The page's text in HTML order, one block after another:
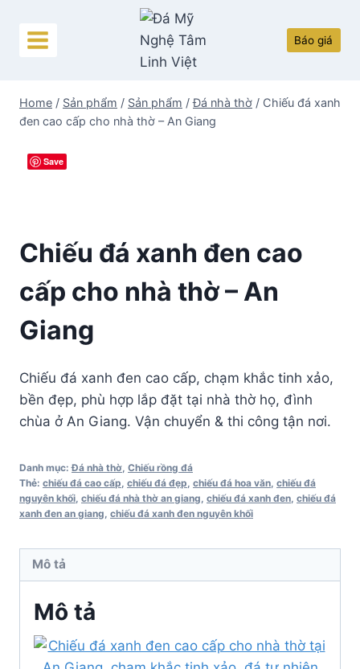
content
Báo giá
Home / Sản phẩm / Sản phẩm / Đá nhà thờ / Chiếu đá xanh
đen cao cấp cho nhà thờ – An Giang
Save
Chiếu đá xanh đen cao
cấp cho nhà thờ – An
Giang
Chiếu đá xanh đen cao cấp, chạm khắc tinh xảo,
bền đẹp, phù hợp lắp đặt tại nhà thờ họ, đình
chùa ở An Giang. Vận chuyển & thi công tận nơi.
Danh mục:Đá nhà thờ Chiếu rồng đá
Thẻ: chiếu đá cao cấp chiếu đá đẹp chiếu đá hoa văn chiếu đá
nguyên khối chiếu đá nhà thờ an giang chiếu đá xanh đen chiếu đá
xanh đen an giang chiếu đá xanh đen nguyên khối
Mô tả
Mô tả